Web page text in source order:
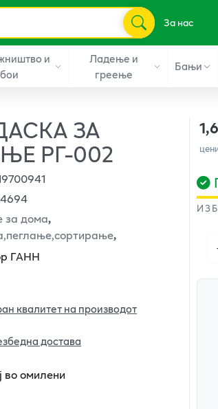
За нас
и
бои
Ладење и
греење
Бањи
ЗА
РГ-002
за дома,
,
ГАНН
квалитет на производот
достава
во омилени